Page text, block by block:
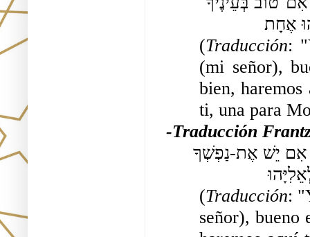
(Traducción:
(mi señor),
bien,
ti, una para
-Traducción
(Traducción:
señor), bueno